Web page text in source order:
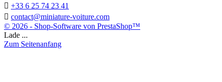
 +33 6 25 74 23 41
 contact@miniature-voiture.com
© 2026 - Shop-Software von PrestaShop™
Lade ...
Zum Seitenanfang